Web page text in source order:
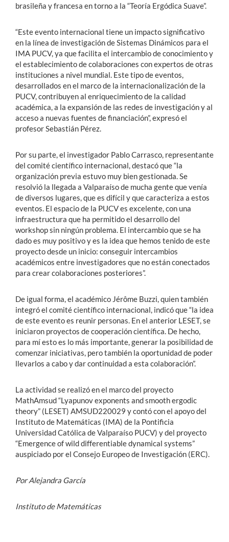
brasileña y francesa en torno a la “Teoría Ergódica Suave”.
“Este evento internacional tiene un impacto significativo
en la línea de investigación de Sistemas Dinámicos para el
IMA PUCV, ya que facilita el intercambio de conocimiento y
el establecimiento de colaboraciones con expertos de otras
instituciones a nivel mundial. Este tipo de eventos,
desarrollados en el marco de la internacionalización de la
PUCV, contribuyen al enriquecimiento de la calidad
académica, a la expansión de las redes de investigación y al
acceso a nuevas fuentes de financiación”, expresó el
profesor Sebastián Pérez.
Por su parte, el investigador Pablo Carrasco, representante
del comité científico internacional, destacó que “la
organización previa estuvo muy bien gestionada. Se
resolvió la llegada a Valparaíso de mucha gente que venía
de diversos lugares, que es difícil y que caracteriza a estos
eventos. El espacio de la PUCV es excelente, con una
infraestructura que ha permitido el desarrollo del
workshop sin ningún problema. El intercambio que se ha
dado es muy positivo y es la idea que hemos tenido de este
proyecto desde un inicio: conseguir intercambios
académicos entre investigadores que no están conectados
para crear colaboraciones posteriores”.
De igual forma, el académico Jérôme Buzzi, quien también
integró el comité científico internacional, indicó que “la idea
de este evento es reunir personas. En el anterior LESET, se
iniciaron proyectos de cooperación científica. De hecho,
para mí esto es lo más importante, generar la posibilidad de
comenzar iniciativas, pero también la oportunidad de poder
llevarlos a cabo y dar continuidad a esta colaboración”.
La actividad se realizó en el marco del proyecto
MathAmsud “Lyapunov exponents and smooth ergodic
theory” (LESET) AMSUD220029 y contó con el apoyo del
Instituto de Matemáticas (IMA) de la Pontificia
Universidad Católica de Valparaíso PUCV) y del proyecto
“Emergence of wild differentiable dynamical systems”
auspiciado por el Consejo Europeo de Investigación (ERC).
Por Alejandra García
Instituto de Matemáticas